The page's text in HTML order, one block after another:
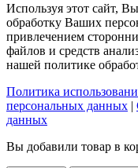
Используя этот сайт,
обработку Ваших
привлечением
файлов и средств
нашей политике
Политика
персональных данных |
данных
Вы добавили товар в